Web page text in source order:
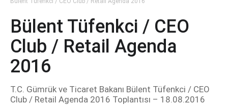
Bülent Tüfenkci / CEO
Club / Retail Agenda
2016
T.C. Gümrük ve Ticaret Bakanı Bülent Tüfenkci / CEO
Club / Retail Agenda 2016 Toplantısı – 18.08.2016